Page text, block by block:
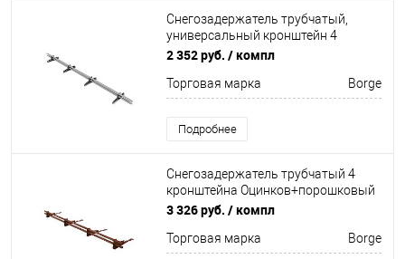
Снегозадержатель трубчатый,
универсальный кронштейн 4
кронштейна Оцинкован 3000мм
2 352 руб. / компл
Торговая марка Borge
Подробнее
Снегозадержатель трубчатый 4
кронштейна Оцинков+порошковый
окрас 3000мм Borge
3 326 руб. / компл
Торговая марка Borge